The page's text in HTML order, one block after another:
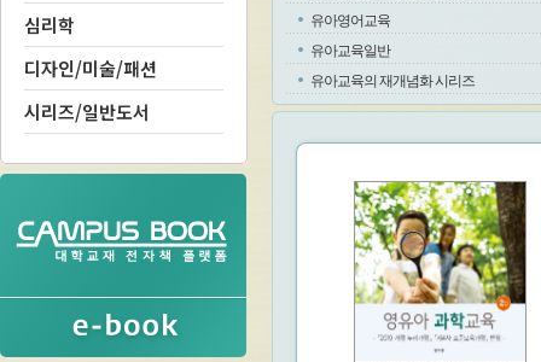
심리학
디자인/미술/패션
시리즈/일반도서
유아영어교육
유아교육일반
유아교육의 재개념화 시리즈